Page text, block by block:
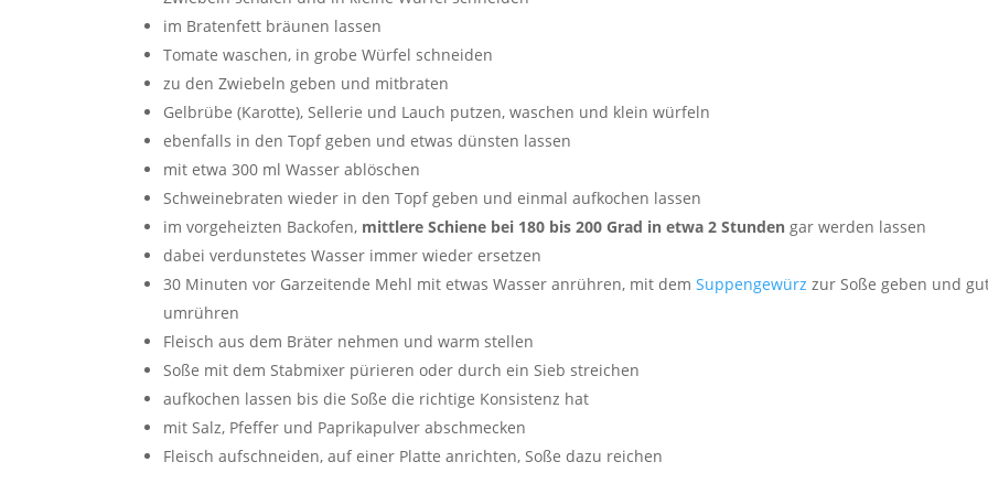
im Bratenfett bräunen lassen
Tomate waschen, in grobe Würfel schneiden
zu den Zwiebeln geben und mitbraten
Gelbrübe (Karotte), Sellerie und Lauch putzen, waschen und klein würfeln
ebenfalls in den Topf geben und etwas dünsten lassen
mit etwa 300 ml Wasser ablöschen
Schweinebraten wieder in den Topf geben und einmal aufkochen lassen
im vorgeheizten Backofen, mittlere Schiene bei 180 bis 200 Grad in etwa 2 Stundengar werden lassen
dabei verdunstetes Wasser immer wieder ersetzen
30 Minuten vor Garzeitende Mehl mit etwas Wasser anrühren, mit demSuppengewürz zur Soße geben und
umrühren
Fleisch aus dem Bräter nehmen und warm stellen
Soße mit dem Stabmixer pürieren oder durch ein Sieb streichen
aufkochen lassen bis die Soße die richtige Konsistenz hat
mit Salz, Pfeffer und Paprikapulver abschmecken
Fleisch aufschneiden, auf einer Platte anrichten, Soße dazu reichen